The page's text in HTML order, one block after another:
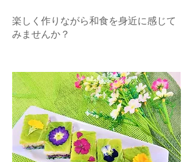
楽しく作りながら和食を身近に感じて
みませんか？